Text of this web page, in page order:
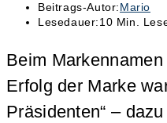
Beitrags-Autor:Mario
Lesedauer:10 Min.
Beim
Erfolg der Marke
Präsidenten“ –